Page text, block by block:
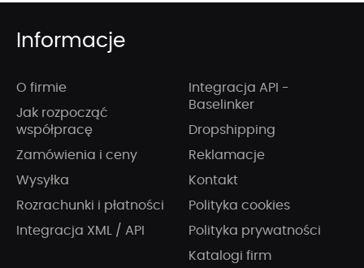
Informacje
O firmie
Jak rozpocząć
współpracę
Zamówienia i ceny
Wysyłka
Rozrachunki i płatności
Integracja XML / API
Integracja API -
Baselinker
Dropshipping
Reklamacje
Kontakt
Polityka cookies
Polityka prywatności
Katalogi firm